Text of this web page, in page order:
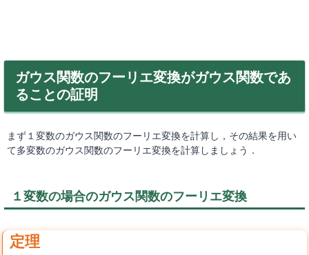
ガウス関数のフーリエ変換がガウス関数であ
ることの証明
まず１変数のガウス関数のフーリエ変換を計算し，その結果を用い
て多変数のガウス関数のフーリエ変換を計算しましょう．
１変数の場合のガウス関数のフーリエ変換